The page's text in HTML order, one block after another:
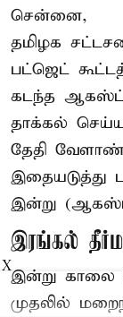
சென்னை,
தமிழக
பட்ஜெட்
கடந்த ஆகஸ்ட்
தாக்கல்
தேதி
இதையடுத்து
இன்று
இரங்கல்
இன்று காலை
முதலில்
X